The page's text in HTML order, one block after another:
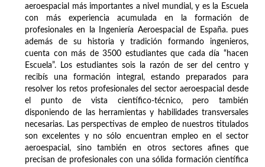
aeroespacial más importantes a nivel mundial, y es la Escuela
con más experiencia acumulada en la formación de
profesionales en la Ingeniería Aeroespacial de España. pues
además de su historia y tradición formando ingenieros,
cuenta con más de 3500 estudiantes que cada día “hacen
Escuela”. Los estudiantes sois la razón de ser del centro y
recibís una formación integral, estando preparados para
resolver los retos profesionales del sector aeroespacial desde
el punto de vista científico-técnico, pero también
disponiendo de las herramientas y habilidades transversales
necesarias. Las perspectivas de empleo de nuestros titulados
son excelentes y no sólo encuentran empleo en el sector
aeroespacial, sino también en otros sectores afines que
precisan de profesionales con una sólida formación científica